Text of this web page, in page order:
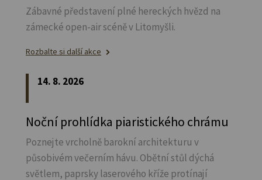
Zábavné představení plné hereckých hvězd na
zámecké open-air scéně v Litomyšli.
Rozbalte si další akce
14. 8. 2026
Noční prohlídka piaristického chrámu
Poznejte vrcholně barokní architekturu v
působivém večerním hávu. Obětní stůl dýchá
světlem, paprsky laserového kříže protínají